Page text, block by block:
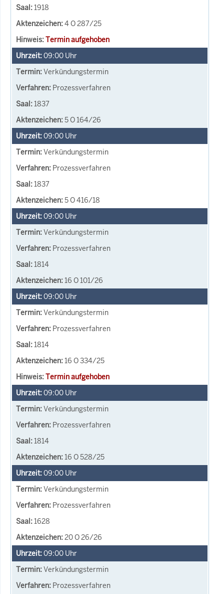
1918
4 O 287/25
Termin aufgehoben
09:00 Uhr
Verkündungstermin
Prozessverfahren
1837
5 O 164/26
09:00 Uhr
Verkündungstermin
Prozessverfahren
1837
5 O 416/18
09:00 Uhr
Verkündungstermin
Prozessverfahren
1814
16 O 101/26
09:00 Uhr
Verkündungstermin
Prozessverfahren
1814
16 O 334/25
Termin aufgehoben
09:00 Uhr
Verkündungstermin
Prozessverfahren
1814
16 O 528/25
09:00 Uhr
Verkündungstermin
Prozessverfahren
1628
20 O 26/26
09:00 Uhr
Verkündungstermin
Prozessverfahren